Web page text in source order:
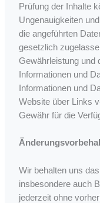
Prüfung der Inhalte
Ungenauigkeiten
die angeführten
gesetzlich
Gewährleistung und
Informationen und
Informationen und
Website über Links
Gewähr für die
Wir behalten uns
insbesondere auch
jederzeit ohne